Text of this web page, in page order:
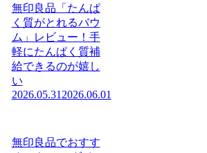
無印良品「たんぱ
く質がとれるバウ
ム」レビュー！手
軽にたんぱく質補
給できるのが嬉し
い
2026.05.31 2026.06.01
無印良品でおすす